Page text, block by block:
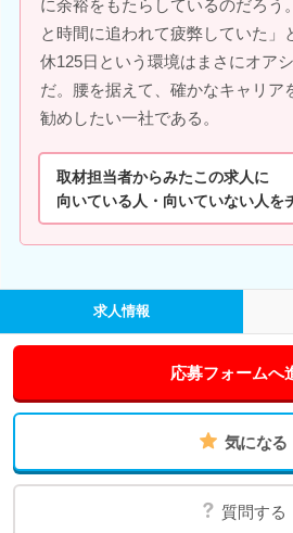
に余裕をもたらしているのだろう
と時間に追われて疲弊していた」
休125日という環境はまさにオア
だ。腰を据えて、確かなキャリア
勧めしたい一社である。
取材担当者からみたこの求人に
向いている人・向いていない人を
求人情報
応募フォームへ
気になる
質問する